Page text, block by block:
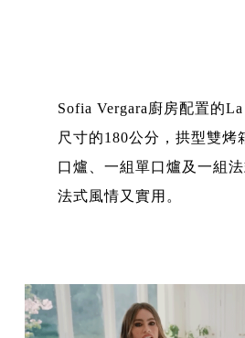
Sofia Vergara廚房配置的
尺寸的180公分，拱型雙烤
口爐、一組單口爐及一組
法式風情又實用。